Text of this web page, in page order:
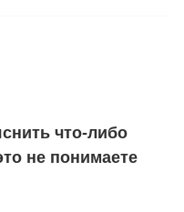
что-либо
не понимаете